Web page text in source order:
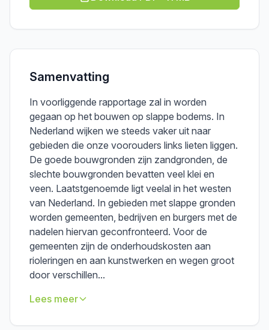
Samenvatting
In voorliggende rapportage zal in worden
gegaan op het bouwen op slappe bodems. In
Nederland wijken we steeds vaker uit naar
gebieden die onze voorouders links lieten liggen.
De goede bouwgronden zijn zandgronden, de
slechte bouwgronden bevatten veel klei en
veen. Laatstgenoemde ligt veelal in het westen
van Nederland. In gebieden met slappe gronden
worden gemeenten, bedrijven en burgers met de
nadelen hiervan geconfronteerd. Voor de
gemeenten zijn de onderhoudskosten aan
rioleringen en aan kunstwerken en wegen groot
door verschillen...
Lees meer